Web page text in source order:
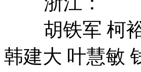
胡铁军 柯裕
韩建大 叶慧敏